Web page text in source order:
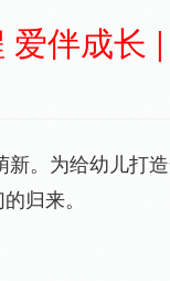
爱伴成长
新。为给幼儿打
归来。